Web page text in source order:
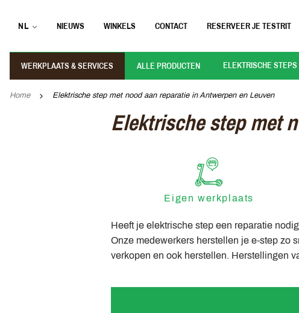
NL NIEUWS WINKELS CONTACT RESERVEER JE TESTRIT
WERKPLAATS & SERVICES ALLE PRODUCTEN ELEKTRISCHE STEPS
Home Elektrische step met nood aan reparatie in Antwerpen en Leuven
Elektrische step met
Eigen werkplaats
Heeft je elektrische step een reparatie
Onze medewerkers herstellen je e-step zo
verkopen en ook herstellen. Herstellingen